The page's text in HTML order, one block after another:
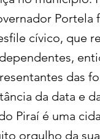
cívico, que
das
da data e
Piraí é uma
orgulho da